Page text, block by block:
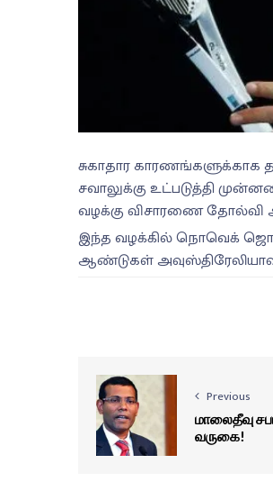
சுகாதார காரணங்களுக்காக
சவாலுக்கு உட்படுத்தி
வழக்கு விசாரணை தோல்வி
இந்த வழக்கில் நொவெக்
ஆண்டுகள்
Previous
மாலைதீவு
வருகை!